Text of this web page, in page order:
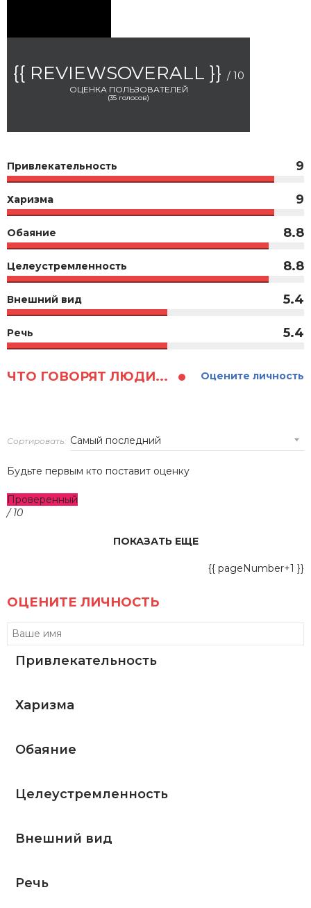
{{ REVIEWSOVERALL }} / 10
ОЦЕНКА ПОЛЬЗОВАТЕЛЕЙ
(35 голосов)
Привлекательность 9
Харизма 9
Обаяние 8.8
Целеустремленность 8.8
Внешний вид 5.4
Речь 5.4
ЧТО ГОВОРЯТ ЛЮДИ... Оцените личность
Сортировать:
Будьте первым кто поставит оценку
Проверенный
/ 10
ПОКАЗАТЬ ЕЩЕ
{{ pageNumber+1 }}
ОЦЕНИТЕ ЛИЧНОСТЬ
Привлекательность
Харизма
Обаяние
Целеустремленность
Внешний вид
Речь